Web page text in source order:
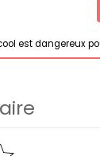
est dangereux